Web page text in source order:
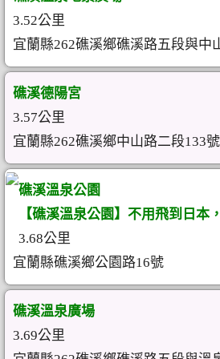
3.52公里
宜蘭縣262礁溪鄉礁溪路五段與中
礁溪德陽宮
3.57公里
宜蘭縣262礁溪鄉中山路二段133號
礁溪溫泉公園
【礁溪溫泉公園】不用飛到日
3.68公里
宜蘭縣礁溪鄉公園路16號
礁溪溫泉廣場
3.69公里